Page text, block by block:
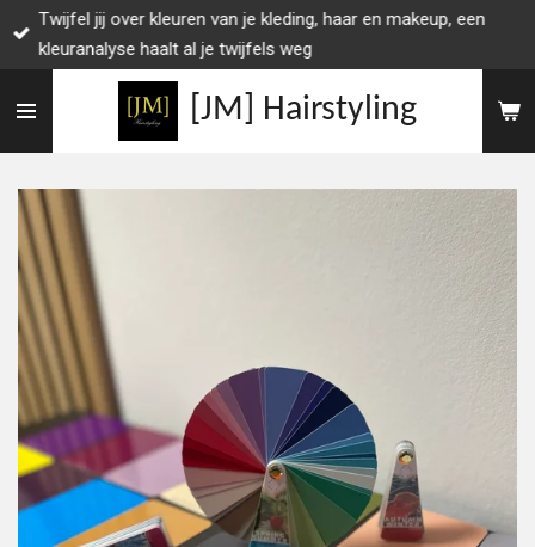
Ga
direct
de
[JM] Hairstyling
Twijfel jij over kleuren van je kleding, haar en makeup, een
kleuranalyse haalt al je twijfels weg